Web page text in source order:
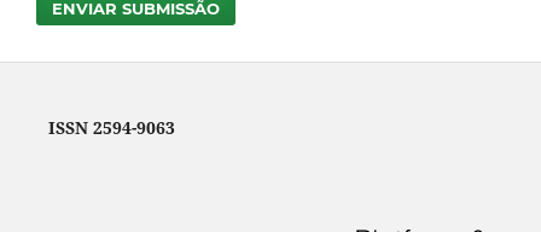
ENVIAR SUBMISSÃO
ISSN 2594-9063